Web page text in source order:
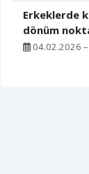
Erkeklerde
dönüm
04.02.2026 –